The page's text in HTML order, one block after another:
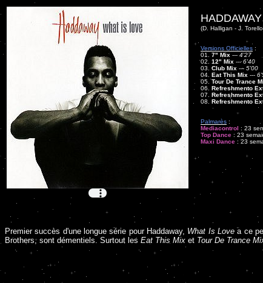
(D. Halligan - J.
Versions Officielles :
01. 7" Mix --- 4'27
02. 12" Mix ---6'40
03.Club Mix --- 5'00
04. Eat This Mix ---
05.Tour De Trance
06. Refreshmento
07. Refreshmento
08. Refreshmento
Palmarès :
Mediacontrol : 23
Top Dance : 23
Maxi Dance : 23
Premier succès d'une longue série pour Haddaway, What Is Love a ce
Brothers, sont démentiels. Surtout les Eat This Mix et Tour De Trance